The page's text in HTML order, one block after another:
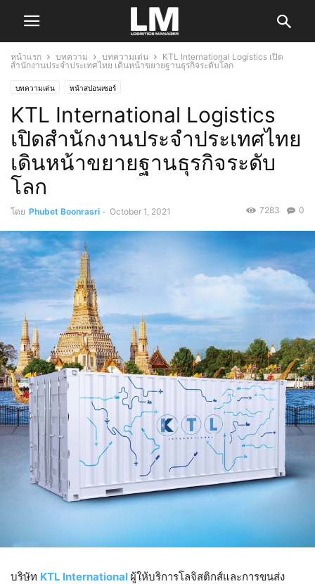
หน้าแรก บทความ บทความเด่น
KTL International Logistics เปิด
สำนักงานประจำประเทศไทย เดินหน้าขยายฐานธุรกิจระดับโลก
บทความเด่น หน้าสปอนเซอร์
KTL International Logistics
เปิดสำนักงานประจำประเทศไทย
เดินหน้าขยายฐานธุรกิจระดับ
โลก
โดย Phubet Boonrasri - October 1, 2021 0
7283
บริษัท KTL International ผู้ให้บริการโลจิสติกส์และการขนส่ง